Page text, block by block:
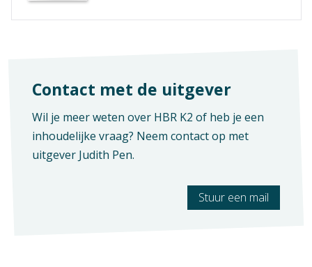
Contact met de uitgever
Wil je meer weten over HBR K2 of heb je een
inhoudelijke vraag? Neem contact op met
uitgever Judith Pen.
Stuur een mail